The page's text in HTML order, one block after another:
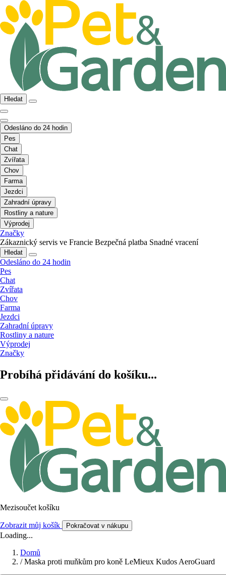
Hledat
Odesláno do 24 hodin
Pes
Chat
Zvířata
Chov
Farma
Jezdci
Zahradní úpravy
Rostliny a nature
Výprodej
Značky
Zákaznický servis ve Francie Bezpečná platba Snadné vracení
Hledat
Odesláno do 24 hodin
Pes
Chat
Zvířata
Chov
Farma
Jezdci
Zahradní úpravy
Rostliny a nature
Výprodej
Značky
Probíhá přidávání do košíku...
Mezisoučet košíku
Zobrazit můj košík Pokračovat v nákupu
Loading...
Domů
/ Maska proti muňkům pro koně LeMieux Kudos AeroGuard